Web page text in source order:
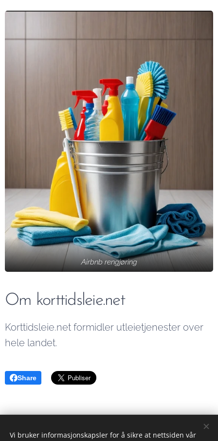
konkurransepreget
plattform må
du skille deg ut
og skape en
opplevelse
gjestene
husker – og
ønsker å
anbefale
videre. Her er ti
tips for å øke
sjansen for
flere bookinger
viktig å være
klar over lover,
skatteregler og
praktiske
aspekter ved
utleie. I denne
guiden går vi
gjennom alt du
trenger å vite
om utleie i
egen bolig.
Airbnb rengjøring
Om korttidsleie.net
Korttidsleie.net formidler utleietjenester over
hele landet.
Share
Vi bruker informasjonskapsler for å sikre at nettsiden vår